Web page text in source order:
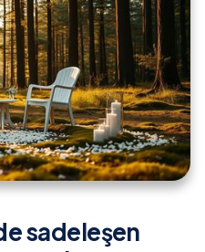
sadeleşen